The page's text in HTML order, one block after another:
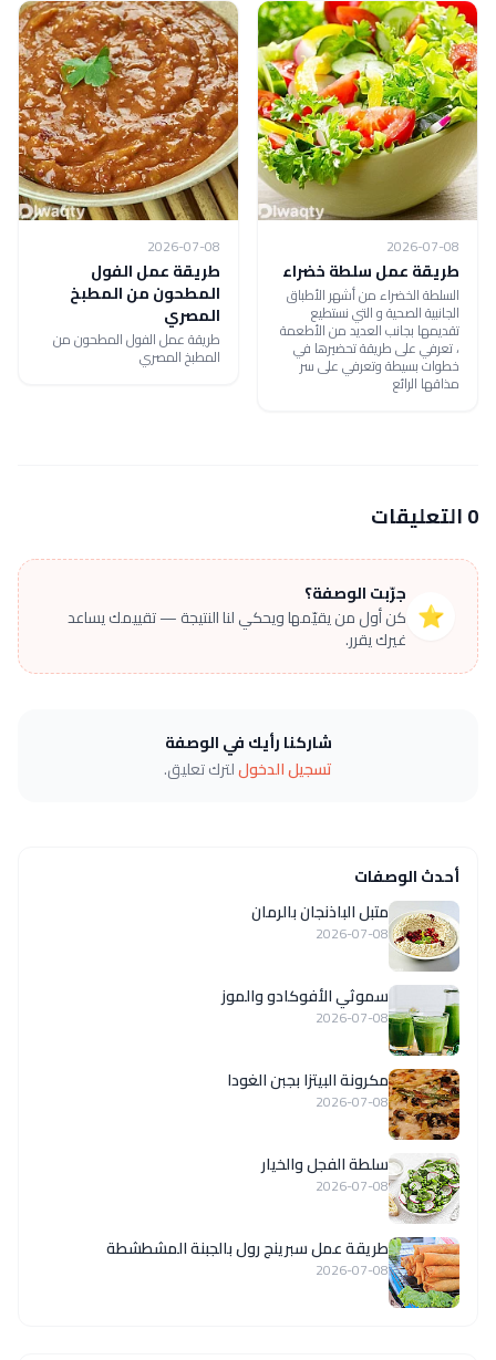
2026-07-08
طريقة عمل سلطة خضراء
السلطة الخضراء من أشهر الأطباق
الجانبية الصحية و التي نستطيع
تقديمها بجانب العديد من الأطعمة
، تعرفي على طريقة تحضيرها في
خطوات بسيطة وتعرفي على سر
مذاقها الرائع
2026-07-08
طريقة عمل الفول
المطحون من المطبخ
المصري
طريقة عمل الفول المطحون من
المطبخ المصري
0 التعليقات
⭐
جرّبت الوصفة؟
كن أول من يقيّمها ويحكي لنا النتيجة — تقييمك يساعد
غيرك يقرر.
شاركنا رأيك في الوصفة
تسجيل الدخوللترك تعليق.
أحدث الوصفات
متبل الباذنجان بالرمان
2026-07-08
سموثي الأفوكادو والموز
2026-07-08
مكرونة البيتزا بجبن الغودا
2026-07-08
سلطة الفجل والخيار
2026-07-08
طريقة عمل سبرينج رول بالجبنة المشطشطة
2026-07-08